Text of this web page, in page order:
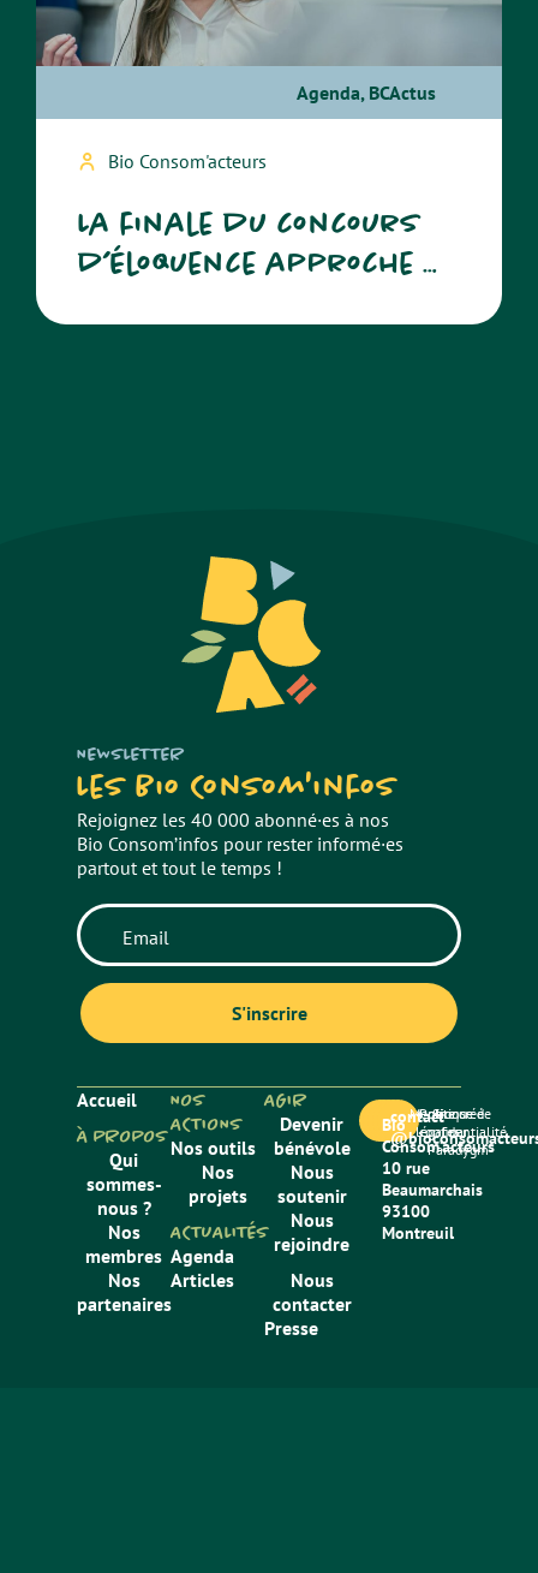
Agenda, BCActus
Bio Consom'acteurs
La finale du concours
d’éloquence approche …
NEWSLETTER
Les Bio Consom'infos
Rejoignez les 40 000 abonné·es à nos
Bio Consom’infos pour rester informé·es
partout et tout le temps !
Accueil
À PROPOS
Qui
sommes-
nous ?
Nos
membres
Nos
partenaires
NOS
ACTIONS
Nos outils
Nos
projets
ACTUALITÉS
Agenda
Articles
AGIR
Devenir
bénévole
Nous
soutenir
Nous
rejoindre
Nous
contacter
Presse
Bio
Consom’acteurs
10 rue
Beaumarchais
93100
Montreuil
contact
Mentions
légales
Politique de
confidentialité
Site créé
par
Paradygm